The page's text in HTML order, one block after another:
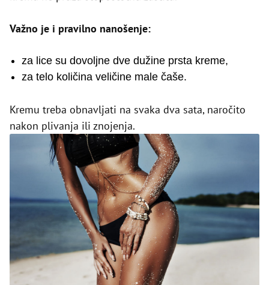
Važno je i pravilno nanošenje:
za lice su dovoljne dve dužine prsta kreme,
za telo količina veličine male čaše.
Kremu treba obnavljati na svaka dva sata, naročito
nakon plivanja ili znojenja.